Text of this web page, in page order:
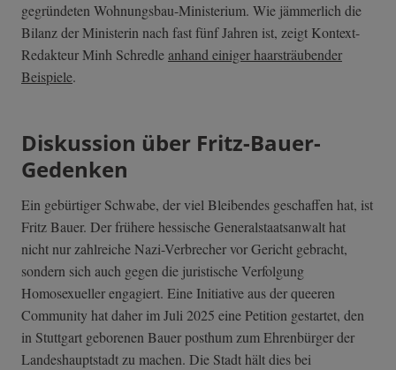
gegründeten Wohnungsbau-Ministerium. Wie jämmerlich die
Bilanz der Ministerin nach fast fünf Jahren ist, zeigt Kontext-
Redakteur Minh Schredleanhand einiger haarsträubender
Beispiele.
Diskussion über Fritz-Bauer-
Gedenken
Ein gebürtiger Schwabe, der viel Bleibendes geschaffen hat, ist
Fritz Bauer. Der frühere hessische Generalstaatsanwalt hat
nicht nur zahlreiche Nazi-Verbrecher vor Gericht gebracht,
sondern sich auch gegen die juristische Verfolgung
Homosexueller engagiert. Eine Initiative aus der queeren
Community hat daher im Juli 2025 eine Petition gestartet, den
in Stuttgart geborenen Bauer posthum zum Ehrenbürger der
Landeshauptstadt zu machen. Die Stadt hält dies bei